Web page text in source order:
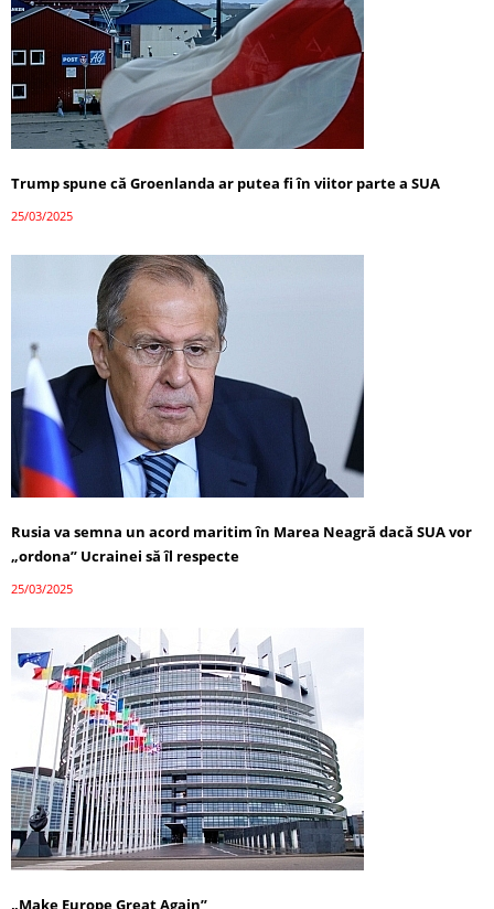
Trump spune că Groenlanda ar putea fi în viitor parte a SUA
25/03/2025
Rusia va semna un acord maritim în Marea Neagră dacă SUA vor
„ordona” Ucrainei să îl respecte
25/03/2025
„Make Europe Great Again”